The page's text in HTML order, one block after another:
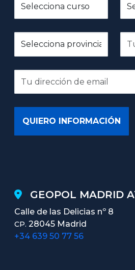
GEOPOL MADRID
Calle de las Delicias nº 8
CP. 28045 Madrid
+34 639 50 77 56